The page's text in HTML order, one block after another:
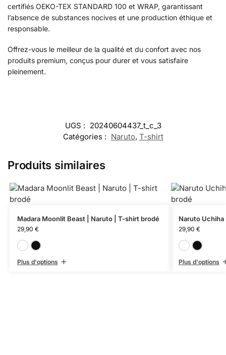
certifiés OEKO-TEX STANDARD 100 et WRAP, garantissant
l’absence de substances nocives et une production éthique et
responsable.
Offrez-vous le meilleur de la qualité et du confort avec nos
produits premium, conçus pour durer et vous satisfaire
pleinement.
UGS : 20240604437_t_c_3
Catégories : Naruto, T-shirt
Produits similaires
Madara Moonlit Beast | Naruto | T-shirt brodé
29,90 €
Plus d'options
Naruto
29,90 €
Plus d'options